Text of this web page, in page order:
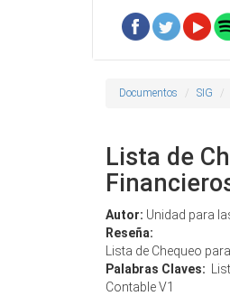
Documentos SIG
Lista de
Autor: Unidad para
Reseña:
Lista de Chequeo
Palabras Claves:
Contable V1